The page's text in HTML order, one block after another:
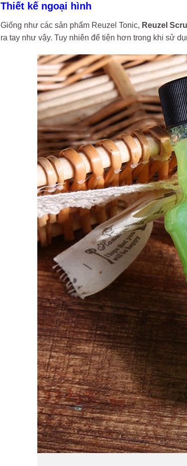
Thiết kế ngoại hình
Giống như các sản phẩm Reuzel Tonic, Reuzel
ra tay như vậy. Tuy nhiên để tiện hơn trong khi sử